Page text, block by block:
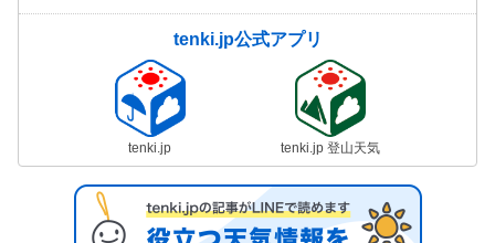
tenki.jp公式アプリ
tenki.jp tenki.jp 登山天気